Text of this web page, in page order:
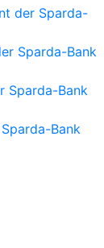
der Sparda-
Sparda-Bank
Sparda-Bank
Bank